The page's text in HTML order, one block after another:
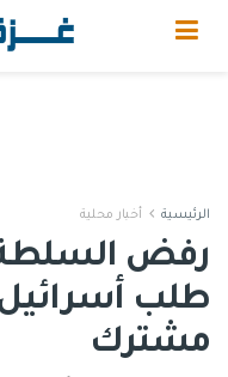
الرئيسية أخبار محلية
رفض السلطة
طلب أسرائيل
مشترك